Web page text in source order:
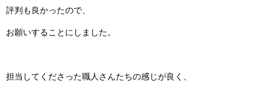
評判も良かったので、
お願いすることにしました。
担当してくださった職人さんたちの感じが良く、